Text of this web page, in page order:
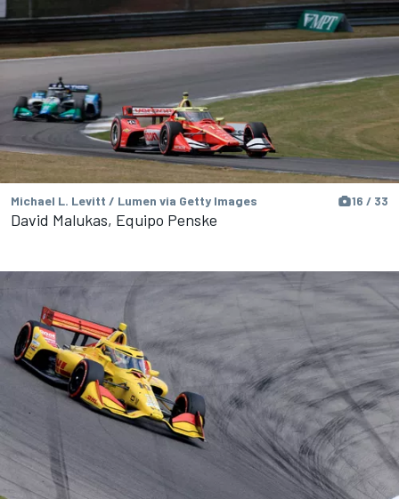
Michael L. Levitt / Lumen via Getty Images 16 / 33
David Malukas, Equipo Penske